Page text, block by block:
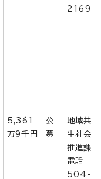
2169
5,361
万9千円
公
募
地域共
生社会
推進課
電話
504-